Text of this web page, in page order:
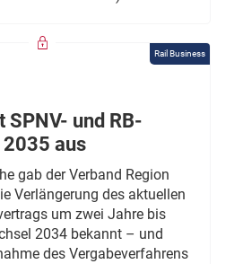
Rail Business
SPNV- und RB-
aus
gab der Verband Region
Verlängerung des aktuellen
um zwei Jahre bis
2034 bekannt – und
des Vergabeverfahrens